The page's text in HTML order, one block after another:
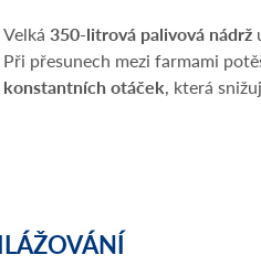
Velká 350-litrová palivová nádrž
Při přesunech mezi farmami
konstantních otáček, která